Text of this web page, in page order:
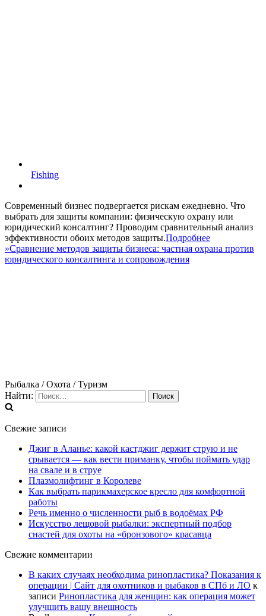
Fishing
Современный бизнес подвергается рискам ежедневно. Что
выбрать для защиты компании: физическую охрану или
юридический консалтинг? Проводим сравнительный анализ
эффективности обоих методов защиты.Подробнее
»Сравнение методов защиты бизнеса: частная охрана против
юридического консалтинга и сопровождения
Рыбалка / Охота / Туризм
Найти:
Свежие записи
Джиг в Аланье: какой кастджиг держит струю и не
срывается — как вести приманку, чтобы поймать удар
на свале и в струе
Плазмолифтинг в Королеве
Как выбрать парикмахерское кресло для комфортной
работы
Речь именно о численности рыб в водоёмах РФ
Искусство лещовой рыбалки: экспертный подбор
снастей для охоты на «бронзового» красавца
Свежие комментарии
В каких случаях необходима ринопластика? Показания к
операции | Сайт для охотников и рыбаков в СПб и ЛО к
записи Ринопластика для женщин: как операция может
улучшить вашу внешность